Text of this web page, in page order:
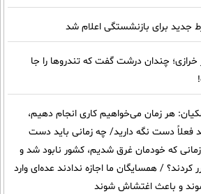
جدید برای بازنشستگی اعلام شد
خرازی؛ چندان درشت گفت که تندروها را جا
هر زمان می‌خواهیم کاری انجام دهیم،
فعلاً دست نگه دارید/ چه زمانی باید دست
زمانی که خودمان غرق شدیم، کشور نابود شد و
کردند؟ / همسایگان ما اجازه ندادند عده‌ای وارد
و باعث اغتشاش شوند